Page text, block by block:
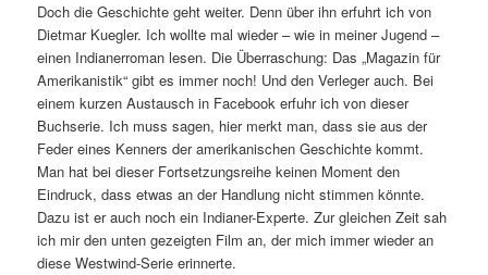
Doch die Geschichte geht weiter. Denn über ihn erfuhrt ich von
Dietmar Kuegler. Ich wollte mal wieder – wie in meiner Jugend –
einen Indianerroman lesen. Die Überraschung: Das „Magazin für
Amerikanistik“ gibt es immer noch! Und den Verleger auch. Bei
einem kurzen Austausch in Facebook erfuhr ich von dieser
Buchserie. Ich muss sagen, hier merkt man, dass sie aus der
Feder eines Kenners der amerikanischen Geschichte kommt.
Man hat bei dieser Fortsetzungsreihe keinen Moment den
Eindruck, dass etwas an der Handlung nicht stimmen könnte.
Dazu ist er auch noch ein Indianer-Experte. Zur gleichen Zeit sah
ich mir den unten gezeigten Film an, der mich immer wieder an
diese Westwind-Serie erinnerte.